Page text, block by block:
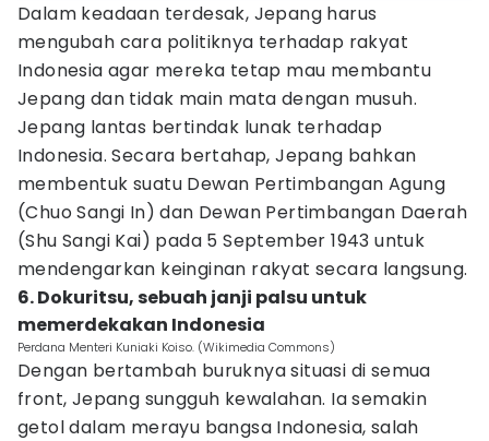
Dalam keadaan terdesak, Jepang harus
mengubah cara politiknya terhadap rakyat
Indonesia agar mereka tetap mau membantu
Jepang dan tidak main mata dengan musuh.
Jepang lantas bertindak lunak terhadap
Indonesia. Secara bertahap, Jepang bahkan
membentuk suatu Dewan Pertimbangan Agung
(Chuo Sangi In) dan Dewan Pertimbangan Daerah
(Shu Sangi Kai) pada 5 September 1943 untuk
mendengarkan keinginan rakyat secara langsung.
6. Dokuritsu, sebuah janji palsu untuk
memerdekakan Indonesia
Perdana Menteri Kuniaki Koiso. (Wikimedia Commons)
Dengan bertambah buruknya situasi di semua
front, Jepang sungguh kewalahan. Ia semakin
getol dalam merayu bangsa Indonesia, salah